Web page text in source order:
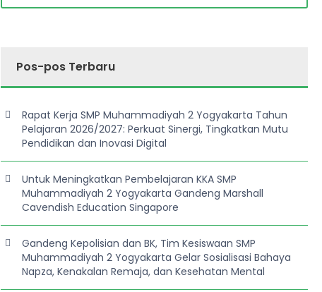
Pos-pos Terbaru
Rapat Kerja SMP Muhammadiyah 2 Yogyakarta Tahun
Pelajaran 2026/2027: Perkuat Sinergi, Tingkatkan Mutu
Pendidikan dan Inovasi Digital
Untuk Meningkatkan Pembelajaran KKA SMP
Muhammadiyah 2 Yogyakarta Gandeng Marshall
Cavendish Education Singapore
Gandeng Kepolisian dan BK, Tim Kesiswaan SMP
Muhammadiyah 2 Yogyakarta Gelar Sosialisasi Bahaya
Napza, Kenakalan Remaja, dan Kesehatan Mental